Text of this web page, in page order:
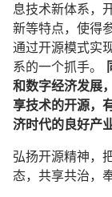
息技术新体系，
新等特点，使得
通过开源模式实
系的一个抓手。
和数字经济发展
享技术的开源，
济时代的良好产
弘扬开源精神，
态，共享共治，